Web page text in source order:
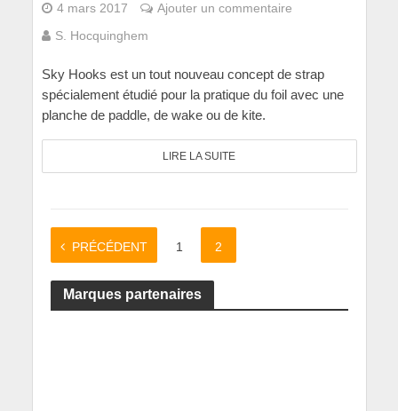
4 mars 2017
Ajouter un commentaire
S. Hocquinghem
Sky Hooks est un tout nouveau concept de strap
spécialement étudié pour la pratique du foil avec une
planche de paddle, de wake ou de kite.
LIRE LA SUITE
PRÉCÉDENT 1 2
Marques partenaires